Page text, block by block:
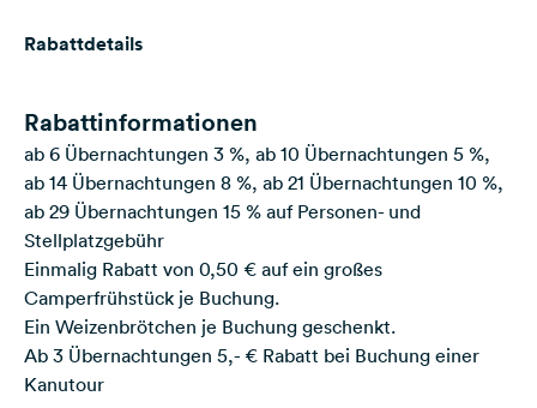
Einloggen
Newsletter
Fragen &
Feedback
Sprache:
Deutsch
Rabattdetails
Rabattinformationen
ab 6 Übernachtungen 3 %, ab 10 Übernachtungen 5 %,
ab 14 Übernachtungen 8 %, ab 21 Übernachtungen 10 %,
ab 29 Übernachtungen 15 % auf Personen- und
Stellplatzgebühr
Einmalig Rabatt von 0,50 € auf ein großes
Camperfrühstück je Buchung.
Ein Weizenbrötchen je Buchung geschenkt.
Ab 3 Übernachtungen 5,- € Rabatt bei Buchung einer
Kanutour